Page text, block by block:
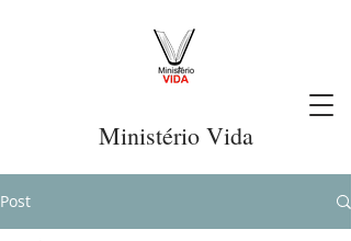
Ministério Vida
Post